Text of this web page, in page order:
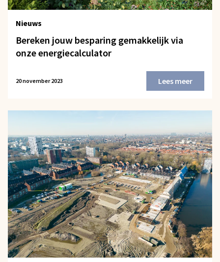
Nieuws
Bereken jouw besparing gemakkelijk via
onze energiecalculator
20 november 2023 Lees meer